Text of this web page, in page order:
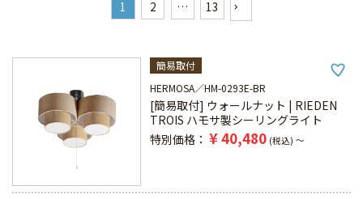
1 2 … 13
簡易取付
HERMOSA
HM-0293E-BR
[簡易取付] ウォールナット | RIEDEN
TROIS ハモサ製シーリングライト
特別価格
¥40,480 税込 〜